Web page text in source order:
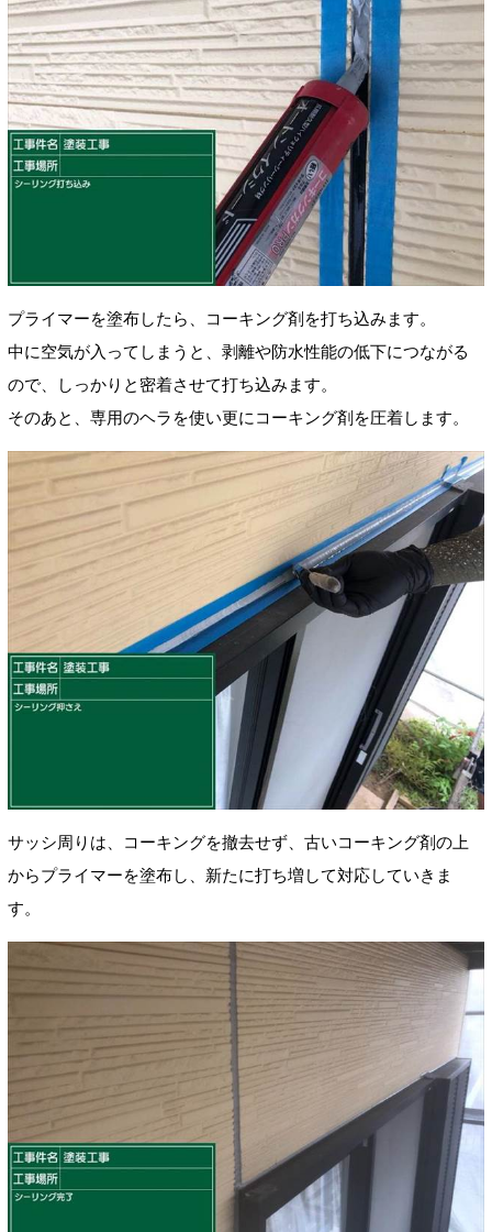
プライマーを塗布したら、コーキング剤を打ち込みます。
中に空気が入ってしまうと、剥離や防水性能の低下につながる
ので、しっかりと密着させて打ち込みます。
そのあと、専用のヘラを使い更にコーキング剤を圧着します。
サッシ周りは、コーキングを撤去せず、古いコーキング剤の上
からプライマーを塗布し、新たに打ち増して対応していきま
す。